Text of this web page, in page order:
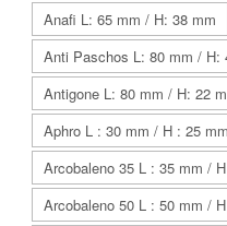
Anafi L: 65 mm / H: 38 mm
Anti Paschos L: 80 mm / H:
Antigone L: 80 mm / H: 22
Aphro L : 30 mm / H : 25 mm
Arcobaleno 35 L : 35 mm /
Arcobaleno 50 L : 50 mm /